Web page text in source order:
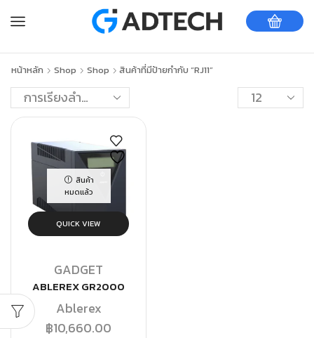
หน้าหลัก Shop Shop สินค้าที่มีป้ายกำกับ “RJ11”
สินค้า
หมดแล้ว
QUICK VIEW
GADGET
ABLEREX GR2000
Ablerex
฿10,660.00